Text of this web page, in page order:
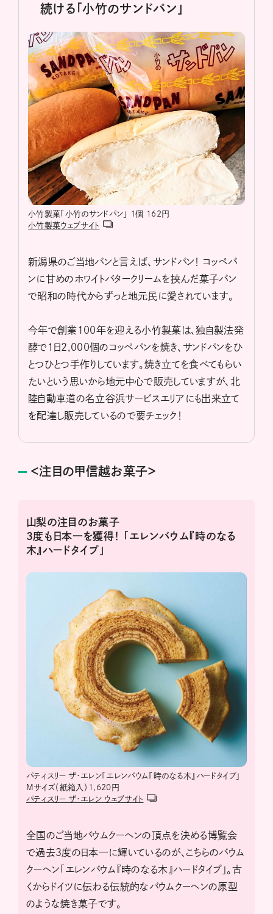
続ける「小竹のサンドパン」
小竹製菓「小竹のサンドパン」 １個 162円
小竹製菓ウェブサイト
新潟県のご当地パンと言えば、サンドパン！ コッペパ
ンに甘めのホワイトバタークリームを挟んだ菓子パン
で昭和の時代からずっと地元民に愛されています。
今年で創業100年を迎える小竹製菓は、独自製法発
酵で１日2,000個のコッペパンを焼き、サンドパンをひ
とつひとつ手作りしています。焼き立てを食べてもらい
たいという思いから地元中心で販売していますが、北
陸自動車道の名立谷浜サービスエリアにも出来立て
を配達し販売しているので要チェック！
＜注目の甲信越お菓子＞
山梨の注目のお菓子
３度も日本一を獲得！ 「エレンバウム『時のなる
木』ハードタイプ」
パティスリー ザ・エレン「エレンバウム『時のなる木』ハードタイプ」
Mサイズ（紙箱入）1,620円
パティスリー ザ・エレン ウェブサイト
全国のご当地バウムクーヘンの頂点を決める博覧会
で過去３度の日本一に輝いているのが、こちらのバウム
クーヘン「エレンバウム『時のなる木』ハードタイプ」。古
くからドイツに伝わる伝統的なバウムクーヘンの原型
のような焼き菓子です。